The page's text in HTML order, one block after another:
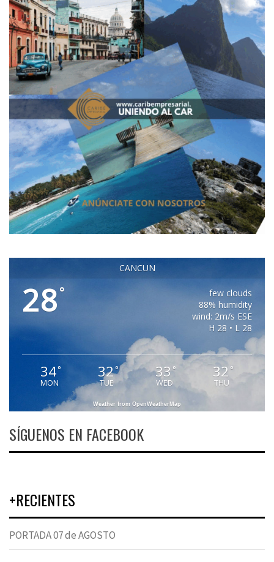
CANCUN
28°
few clouds
88% humidity
wind: 2m/s ESE
H 28 • L 28
34°
MON
32°
TUE
33 °
WED
32 °
THU
Weather from OpenWeatherMap
SÍGUENOS EN FACEBOOK
+RECIENTES
PORTADA 07 de AGOSTO